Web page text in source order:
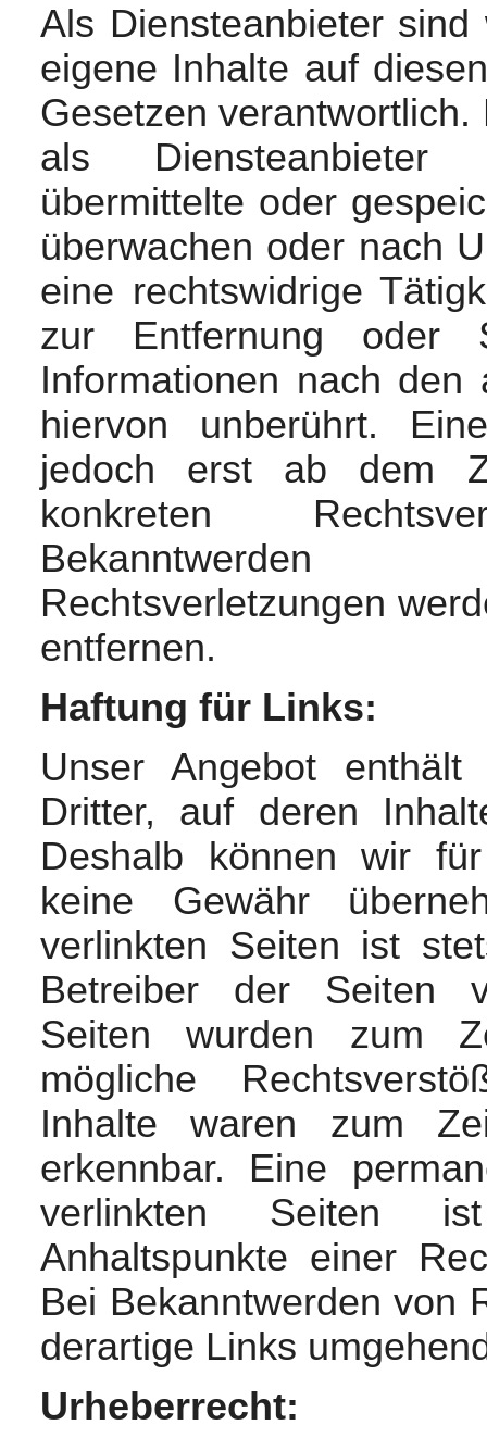
Als Diensteanbieter
eigene Inhalte auf
Gesetzen
als
übermittelte oder
überwachen oder nach
eine rechtswidrige
zur Entfernung oder
Informationen nach den
hiervon unberührt.
jedoch erst ab dem
konkreten
Bekanntwerden
Rechtsverletzungen
entfernen.
Haftung für Links:
Unser Angebot
Dritter, auf deren
Deshalb können wir
keine Gewähr
verlinkten Seiten ist
Betreiber der Seiten
Seiten wurden zum
mögliche
Inhalte waren zum
erkennbar. Eine
verlinkten Seiten
Anhaltspunkte einer
Bei Bekanntwerden von
derartige Links
Urheberrecht: